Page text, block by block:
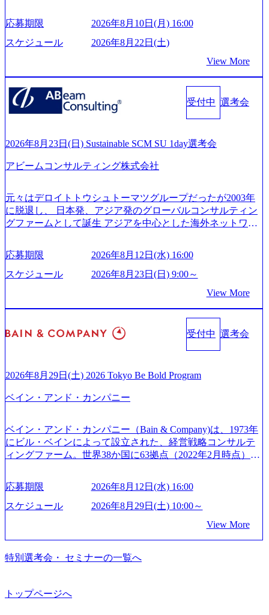
来黒字を維持し、急成長中でありながら安定した事業を展
円を目指す日本にもなかなかないメガベンチャー。創業か
ら黒字経営。年間130%成長 https://storage.googleapis.com/our-
527843-d227-4df8-b86c-5587f843fdf6_1200x471.webp https://stor
age.googleapis.com/our-vision-production.appspot.com/public/imag
es/20251030164946_dc0888f6-0539-4887-84d7-34c8d8544226_1
200x666.webp 年間100億円規模の投資の元、10以上もの新規
能 社内転職が活発であり、多様なスキルを1社で身に着ける
ことが可能 事業開発・運用を内包かする「オールインハウ
ス」型の組織体。社内スカウトや社内公募制度を用いて主
165942_70f09968-1b27-43e6-b849-1cd107c4f488_1200x698.web
p ## 働き方／WLB／待遇 内装8億円超のかっこいいオフィ
スがあり、 働き甲斐のあるランキング、新卒注目ランキン
ため事業創造の自由度が高く、赤字事業でも投資して長期
的な成長を若手に任せられる環境 対面でのコミュニケーシ
ョンメリットを重視するため出社勤務。1日の労働時間平均
ア組織） 2026年8月22日(土) 10:00～最長16:00 2026年8月10
日(月) 16:00 ※応募者が定員を上回る場合は、厳正なる審査
の上参加者を決定させていただきます。ご了承ください。
● 当日の流れ 受付 → 会社説明会 → 面接(会社説明会終了
後、随時ご案内) ※全てリモートにて実施します。 ※参加
通常の選考フローと異なり、事前に適性検査をご受検いた
ションサーチになります。 ご経験やスキル、そして適性や
きます。 ※本求人はレバテック株式会社の雇用となりま
す。 ※案件によっては客先に出向いての作業も発生しま
す。 ＜ITコンサルタント＞ Webアプリケーション、SaaS系
模基幹システムにおける最上流のPoC(概念実証)支援から構
想策定、開発マネジメント支援までを一気通貫で担当して
います。 生成AIなどの最新技術とシステムを活用し、顧客
の業務革新と効率化の実現に貢献します。 ＜PL/PM＞ 顧客
の要望を深くヒアリングし、企画構想からアジャイル開発
による開発支援までを一気通貫で推進していただきます。
プロジェクト提案・推進の中核として、企画・要件定義か
流での現状分析、顧客ヒアリング、戦略策定、技術選定、
グ領域からその実行的側面であるITサービスの提供まで一
貫して支援する総合系・IT系ファームである あらゆる産業
において非常に良質な顧客基盤を築いており、Fortune Globa
手掛けたプロジェクトは「ファーストリテイリングにおけ
るグローバル化」「資生堂グループのDX化支援」「ヴィヴ
ィアン・ウエストウッドの製品開発」など多岐にわたる コ
ンサルティング活動のみならず、2021年にはKDDIと合弁会
社「ARISE analytics」を設立し、人工知能とデータアナリテ
ジタル人材育成の支援も盛んに行う 採用資料 (https://www.ac
2/Accenture-Recruiting-Brochure.pdf#zoom=50) 女性の活躍につ
rs/corporate/document/women-brochure.pdf#zoom=50) 社員発信
のキャリアブログ (https://www.accenture.com/jp-ja/blogs/japan-
careers-blog) 江川社長が語る「105点経営」 (https://business.ni
kkei.com/atcl/gen/19/00604/021600008/) 規模拡大で成功する理
6218) 大手広告代理店出身者などマーケティングのトップ人
材が集結するワケ (https://markezine.jp/article/detail/45446) エン
ジニアからコンサルタントへ。会社に入って、何が変わっ
た？ (https://www.businessinsider.jp/post-288838) プラダ：ラグ
nture.com/jp-ja/case-studies/song/prada-luxury-product-customizati
on) 大正製薬：ITカーブアウト支援 (https://www.accenture.co
m/jp-ja/case-studies/consulting/taisho-pharmaceutical)（ストラテ
ジー & コンサルティング） ソフトバンク：初のオンライン
s://www.accenture.com/jp-ja/case-studies/communications-media/so
する「保安ネット」を構築。省庁DXの先進事例を実現 (http
ry-safety-network)（公共サービス） カルビー：SAP HANAの
導入で基幹システムを刷新 (https://www.accenture.com/jp-ja/ca
se-studies/consumer-goods-services/calbee)（消費財・サービ
る 日本では2.3万人以上の従業員を擁しており(会計系BIG4
を上回る規模感)、営業利益率も約15％と驚異的な数字とな
を遂げていることから、今後も高い成長が見込まれる 多く
の技術者を抱えており、アビームコンサルティングに続い
て日本国内2番目にSAP認定コンサルタント制度の有資格者
数が多く、特にIT領域に強みを持つ グローバルのポジショ
ーケットプレイス」が存在し、本ツールを活用で上司の引
応募期限
2026年8月10日(月) 16:00
スケジュール
2026年8月22日(土)
View More
受付中 選考会
2026年8月23日(日) Sustainable SCM SU 1day選考会
アビームコンサルティング株式会社
元々はデロイトトウシュトーマツグループだったが2003年
に脱退し、 日本発、アジア発のグローバルコンサルティン
グファームとして誕生 アジアを中心とした海外ネットワー
供している日系最大級の総合コンサルティングファーム
『Build Beyond As One ®.』をブランドメッセージに掲げ、
企業や組織の変革を通じて社会や産業の課題を解決し、未
確実な実現と社会的価値及び経済的価値の追求にも貢献 NE
Cとの戦略的資本提携も実現して、現在はNECのグループ会
シングなどの専門知識と、豊富な経験を持つ約6,000名を超
えるプロフェッショナルを有する 金融、製造、流通、エネ
トとしている SAP領域においては日本市場No.1を誇り、全
定コンサルタント資格を取得している また、日本国内企業
資格も保有、さまざまな業界・業種でのプロジェクト実績
と蓄積されたノウハウを基に独自の方法論やテンプレート
を開発し、それらを活用してお客様に最適なSAPコンサル
ティングサービスを提供する https://storage.googleapis.com/our
96dc8f2-7d54-42b9-a7ae-8c532c52d3d8_1200x678.webp アビー
ムコンサルティング会社資料 (https://www.abeam.com/content/
dam/abeam/jp/ja/about/company/ABeamConsultingCompanyProfil
e_jpn_4.pdf) 『SAP AWARD OF EXCELLENCE 2024』にお
ルティング、社員の健康改善を支援 食事・睡眠など可視
w.businessinsider.jp/post-283587) アサヒグループホールディン
応募期限
2026年8月12日(水) 16:00
スケジュール
2026年8月23日(日) 9:00～
View More
受付中 選考会
2026年8月29日(土) 2026 Tokyo Be Bold Program
ベイン・アンド・カンパニー
ベイン・アンド・カンパニー（Bain & Company)は、1973年
にビル・ベインによって設立された、経営戦略コンサルテ
ィングファーム。世界38か国に63拠点（2022年2月時点）、
アントにお届けするのは単なるレポートではなく、『結
果』である。」この原則のもと、ベインは1973年に創業さ
れた。クライアントが不確かな未来の中、競争に勝てるよ
に、提言を具体的な行動に落とし込んでいる。 徹底した
「結果主義」を標榜。クライアントのフルポテンシャル実
現を目標に、具体的に目に見える成果を出すことを信条と
（真北）という言葉がよくつかわれる。針が少し東に傾い
応募期限
2026年8月12日(水) 16:00
スケジュール
2026年8月29日(土) 10:00～
View More
特別選考会・ セミナーの一覧へ
トップページへ